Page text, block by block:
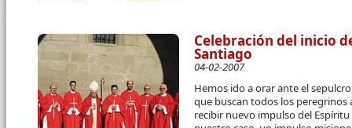
Celebración del inicio
Santiago
04-02-2007
Hemos ido a orar ante el
que buscan todos los peregrinos
recibir nuevo impulso del